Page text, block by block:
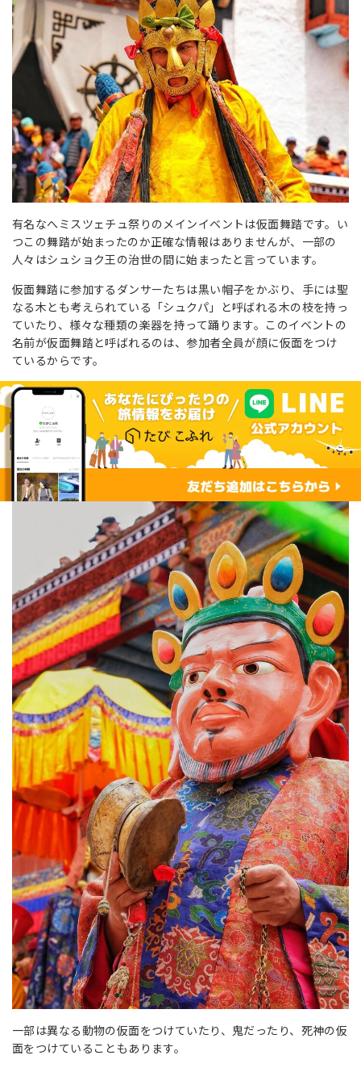
有名なへミスツェチュ祭りのメインイベントは仮面舞踏です。い
つこの舞踏が始まったのか正確な情報はありませんが、一部の
人々はシュショク王の治世の間に始まったと言っています。
仮面舞踏に参加するダンサーたちは黒い帽子をかぶり、手には聖
なる木とも考えられている「シュクパ」と呼ばれる木の枝を持っ
ていたり、様々な種類の楽器を持って踊ります。このイベントの
名前が仮面舞踏と呼ばれるのは、参加者全員が顔に仮面をつけ
ているからです。
一部は異なる動物の仮面をつけていたり、鬼だったり、死神の仮
面をつけていることもあります。